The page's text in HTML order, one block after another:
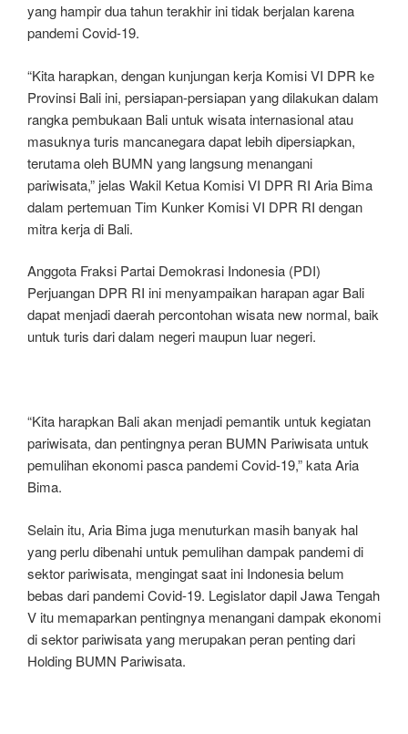
yang hampir dua tahun terakhir ini tidak berjalan karena
pandemi Covid-19.
“Kita harapkan, dengan kunjungan kerja Komisi VI DPR ke
Provinsi Bali ini, persiapan-persiapan yang dilakukan dalam
rangka pembukaan Bali untuk wisata internasional atau
masuknya turis mancanegara dapat lebih dipersiapkan,
terutama oleh BUMN yang langsung menangani
pariwisata,” jelas Wakil Ketua Komisi VI DPR RI Aria Bima
dalam pertemuan Tim Kunker Komisi VI DPR RI dengan
mitra kerja di Bali.
Anggota Fraksi Partai Demokrasi Indonesia (PDI)
Perjuangan DPR RI ini menyampaikan harapan agar Bali
dapat menjadi daerah percontohan wisata new normal, baik
untuk turis dari dalam negeri maupun luar negeri.
“Kita harapkan Bali akan menjadi pemantik untuk kegiatan
pariwisata, dan pentingnya peran BUMN Pariwisata untuk
pemulihan ekonomi pasca pandemi Covid-19,” kata Aria
Bima.
Selain itu, Aria Bima juga menuturkan masih banyak hal
yang perlu dibenahi untuk pemulihan dampak pandemi di
sektor pariwisata, mengingat saat ini Indonesia belum
bebas dari pandemi Covid-19. Legislator dapil Jawa Tengah
V itu memaparkan pentingnya menangani dampak ekonomi
di sektor pariwisata yang merupakan peran penting dari
Holding BUMN Pariwisata.